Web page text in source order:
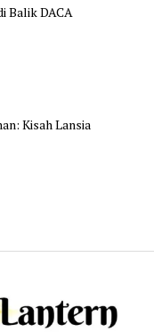
Balik DACA
Kisah Lansia